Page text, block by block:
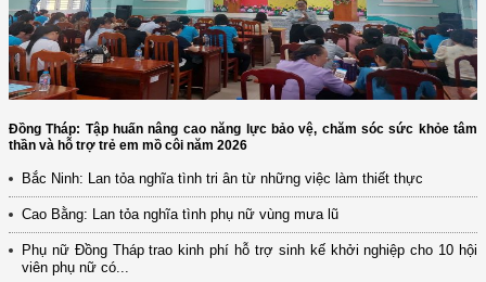
Đồng Tháp: Tập huấn nâng cao năng lực bảo vệ, chăm sóc sức khỏe tâm
thần và hỗ trợ trẻ em mồ côi năm 2026
Bắc Ninh: Lan tỏa nghĩa tình tri ân từ những việc làm thiết thực
Cao Bằng: Lan tỏa nghĩa tình phụ nữ vùng mưa lũ
Phụ nữ Đồng Tháp trao kinh phí hỗ trợ sinh kế khởi nghiệp cho 10 hội
viên phụ nữ có...